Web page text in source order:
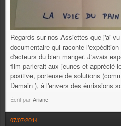
Regards sur nos Assiettes que j'ai
documentaire qui raconte
d'acteurs du bien manger. J'avais
film parlerait aux jeunes et apprécié
positive, porteuse de solutions
Demain ), à l'envers des émissions
Écrit parAriane
07/07/2014